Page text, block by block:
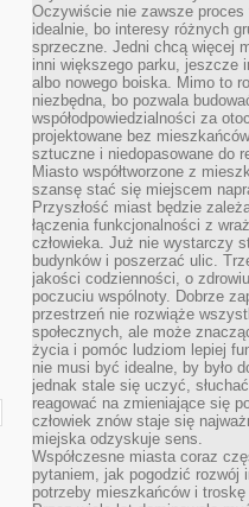
Oczywiście nie zawsze proces
idealnie, bo interesy różnych
sprzeczne. Jedni chcą więcej
inni większego parku, jeszcze
albo nowego boiska. Mimo to
niezbędna, bo pozwala
współodpowiedzialności za
projektowane bez
sztuczne i niedopasowane do
Miasto współtworzone z
szansę stać się miejscem
Przyszłość miast będzie
łączenia funkcjonalności z
człowieka. Już nie wystarczy
budynków i poszerzać ulic.
jakości codzienności, o
poczuciu wspólnoty. Dobrze
przestrzeń nie rozwiąże
społecznych, ale może
życia i pomóc ludziom lepiej
nie musi być idealne, by było
jednak stale się uczyć,
reagować na zmieniające się
człowiek znów staje się
miejska odzyskuje sens.
Współczesne miasta coraz
pytaniem, jak pogodzić rozwój
potrzeby mieszkańców i